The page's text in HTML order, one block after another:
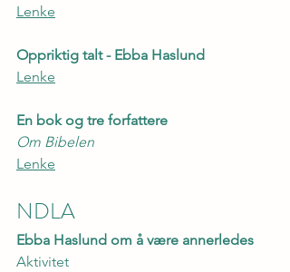
Lenke
Oppriktig talt - Ebba Haslund
Lenke
En bok og tre forfattere
Om Bibelen
Lenke
NDLA
Ebba Haslund om å være annerledes
Aktivitet